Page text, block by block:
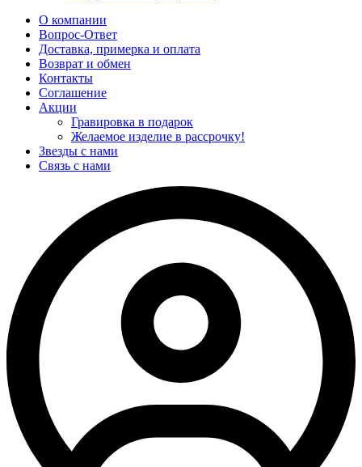
О компании
Вопрос-Ответ
Доставка, примерка и оплата
Возврат и обмен
Контакты
Соглашение
Акции
Гравировка в подарок
Желаемое изделие в рассрочку!
Звезды с нами
Связь с нами